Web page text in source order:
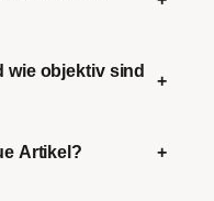
wie objektiv sind
+
Artikel? +